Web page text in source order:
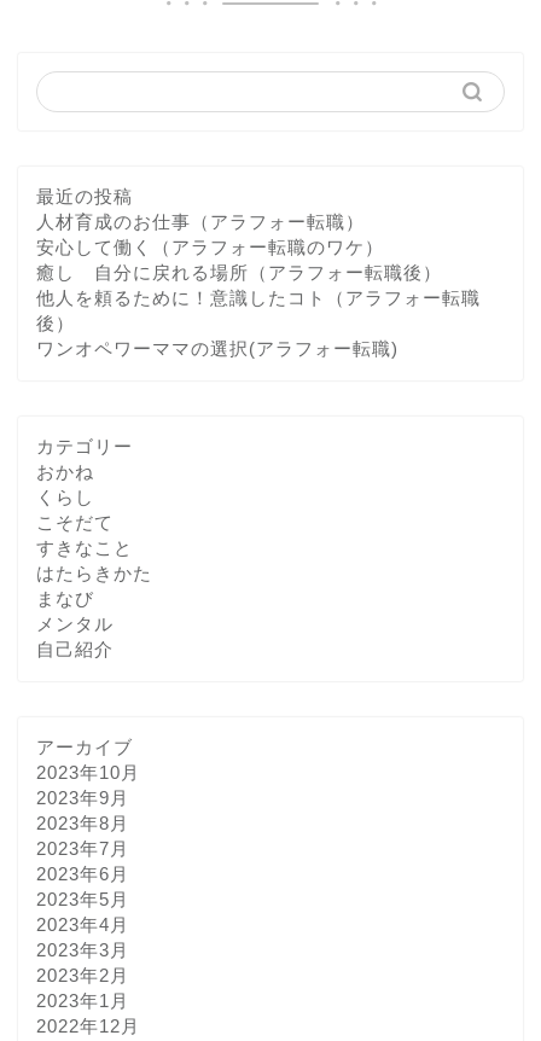
最近の投稿
人材育成のお仕事（アラフォー転職）
安心して働く（アラフォー転職のワケ）
癒し 自分に戻れる場所（アラフォー転職後）
他人を頼るために！意識したコト（アラフォー転職
後）
ワンオペワーママの選択(アラフォー転職)
カテゴリー
おかね
くらし
こそだて
すきなこと
はたらきかた
まなび
メンタル
自己紹介
アーカイブ
2023年10月
2023年9月
2023年8月
2023年7月
2023年6月
2023年5月
2023年4月
2023年3月
2023年2月
2023年1月
2022年12月